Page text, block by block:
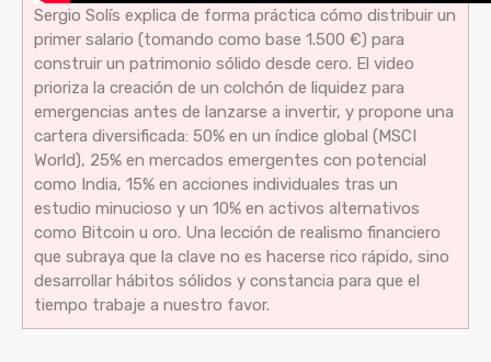
Sergio Solís explica de forma práctica cómo distribuir un
primer salario (tomando como base 1.500 €) para
construir un patrimonio sólido desde cero. El video
prioriza la creación de un colchón de liquidez para
emergencias antes de lanzarse a invertir, y propone una
cartera diversificada: 50% en un índice global (MSCI
World), 25% en mercados emergentes con potencial
como India, 15% en acciones individuales tras un
estudio minucioso y un 10% en activos alternativos
como Bitcoin u oro. Una lección de realismo financiero
que subraya que la clave no es hacerse rico rápido, sino
desarrollar hábitos sólidos y constancia para que el
tiempo trabaje a nuestro favor.